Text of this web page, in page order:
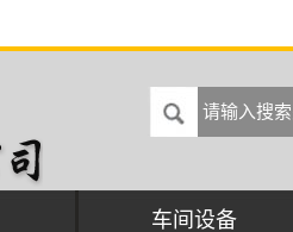
车间设备